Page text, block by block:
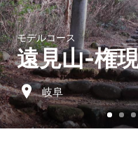
モデルコース
遠見山-権
岐阜